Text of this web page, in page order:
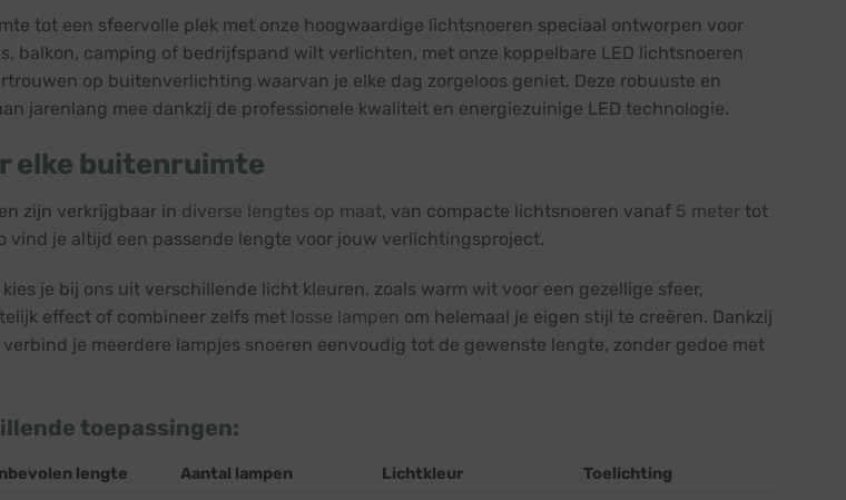
tot een sfeervolle plek met onze hoogwaardige lichtsnoeren speciaal ontworpen voor
balkon, camping of bedrijfspand wilt verlichten, met onze koppelbare LED lichtsnoeren
op buitenverlichting waarvan je elke dag zorgeloos geniet. Deze robuuste en
jarenlang mee dankzij de professionele kwaliteit en energiezuinige LED technologie.
elke buitenruimte
zijn verkrijgbaar in diverse lengtes op maat, van compacte lichtsnoeren vanaf 5 metertot
vind je altijd een passende lengte voor jouw verlichtingsproject.
je bij ons uit verschillende licht kleuren, zoals warm wit voor een gezellige sfeer,
effect of combineer zelfs met losse lampen om helemaal je eigen stijl te creëren. Dankzij
je meerdere lampjes snoeren eenvoudig tot de gewenste lengte, zonder gedoe met
toepassingen:
lengte Aantal lampen Lichtkleur Toelichting